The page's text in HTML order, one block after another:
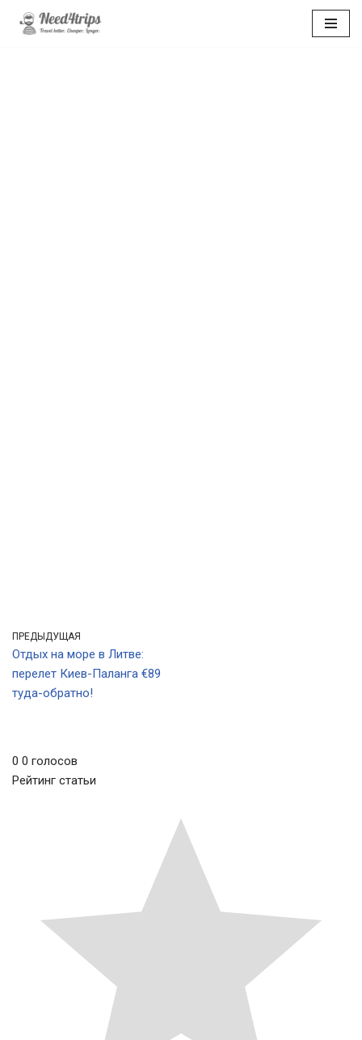
ПРЕДЫДУЩАЯ
Отдых на море в Литве:
перелет Киев-Паланга €89
туда-обратно!
0 0 голосов
Рейтинг статьи